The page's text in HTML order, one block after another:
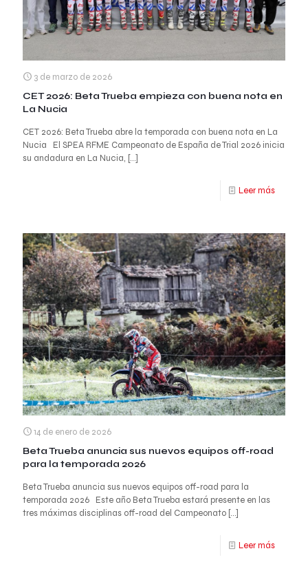
3 de marzo de 2026
CET 2026: Beta Trueba empieza con buena nota en
La Nucia
CET 2026: Beta Trueba abre la temporada con buena nota en La
Nucia El SPEA RFME Campeonato de España de Trial 2026 inicia
su andadura en La Nucia, […]
Leer más
14 de enero de 2026
Beta Trueba anuncia sus nuevos equipos off-road
para la temporada 2026
Beta Trueba anuncia sus nuevos equipos off-road para la
temporada 2026 Este año Beta Trueba estará presente en las
tres máximas disciplinas off-road del Campeonato […]
Leer más